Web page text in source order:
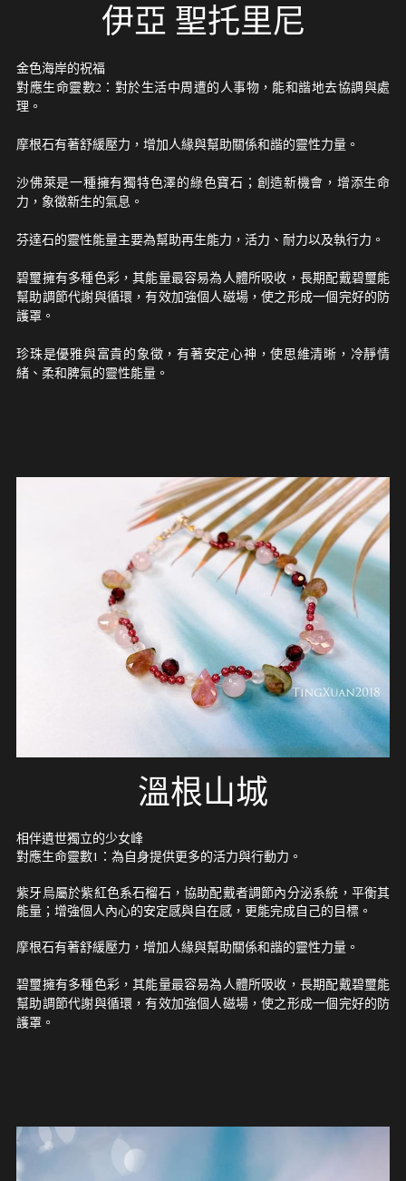
伊亞 聖托里尼
金色海岸的祝福
對應生命靈數2：對於生活中周遭的人事物，能和諧地去協調與處
理。
摩根石有著舒緩壓力，增加人緣與幫助關係和諧的靈性力量。
沙佛萊是一種擁有獨特色澤的綠色寶石；創造新機會，增添生命
力，象徵新生的氣息。
芬達石的靈性能量主要為幫助再生能力，活力、耐力以及執行力。
碧璽擁有多種色彩，其能量最容易為人體所吸收，長期配戴碧璽能
幫助調節代謝與循環，有效加強個人磁場，使之形成一個完好的防
護罩。
珍珠是優雅與富貴的象徵，有著安定心神，使思維清晰，冷靜情
緒、柔和脾氣的靈性能量。
溫根山城
相伴遺世獨立的少女峰
對應生命靈數1：為自身提供更多的活力與行動力。
紫牙烏屬於紫紅色系石榴石，協助配戴者調節內分泌系統，平衡其
能量；增強個人內心的安定感與自在感，更能完成自己的目標。
摩根石有著舒緩壓力，增加人緣與幫助關係和諧的靈性力量。
碧璽擁有多種色彩，其能量最容易為人體所吸收，長期配戴碧璽能
幫助調節代謝與循環，有效加強個人磁場，使之形成一個完好的防
護罩。